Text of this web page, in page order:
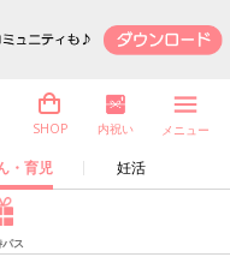
・育児 妊活
SHOP 内祝い メニュー
ス